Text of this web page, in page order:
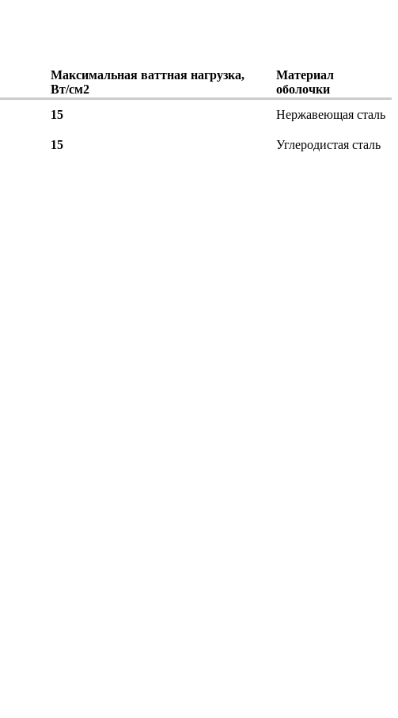
Максимальная ваттная нагрузка,
Вт/см2
Материал
оболочки
15 Нержавеющая сталь
15 Углеродистая сталь